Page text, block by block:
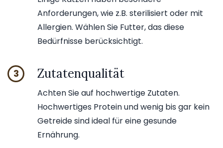
Anforderungen, wie z.B. sterilisiert oder mit
Allergien. Wählen Sie Futter, das diese
Bedürfnisse berücksichtigt.
3 Zutatenqualität
Achten Sie auf hochwertige Zutaten.
Hochwertiges Protein und wenig bis gar kein
Getreide sind ideal für eine gesunde
Ernährung.